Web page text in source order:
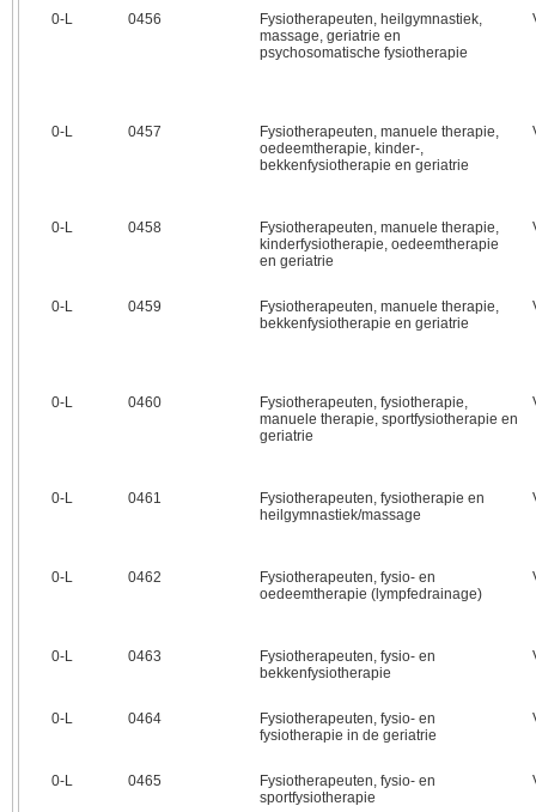
0‑L 0456
Fysiotherapeuten, heilgymnastiek,
massage, geriatrie en
psychosomatische fysiotherapie
0‑L 0457
Fysiotherapeuten, manuele therapie,
oedeemtherapie, kinder-,
bekkenfysiotherapie en geriatrie
0‑L 0458
Fysiotherapeuten, manuele therapie,
kinderfysiotherapie, oedeemtherapie
en geriatrie
0‑L 0459
Fysiotherapeuten, manuele therapie,
bekkenfysiotherapie en geriatrie
0‑L 0460
Fysiotherapeuten, fysiotherapie,
manuele therapie, sportfysiotherapie en
geriatrie
0‑L 0461
Fysiotherapeuten, fysiotherapie en
heilgymnastiek/massage
0‑L 0462
Fysiotherapeuten, fysio- en
oedeemtherapie (lympfedrainage)
0‑L 0463
Fysiotherapeuten, fysio- en
bekkenfysiotherapie
0‑L 0464
Fysiotherapeuten, fysio- en
fysiotherapie in de geriatrie
0‑L 0465
Fysiotherapeuten, fysio- en
sportfysiotherapie